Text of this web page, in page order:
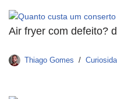
Air fryer com defeito?
Thiago Gomes